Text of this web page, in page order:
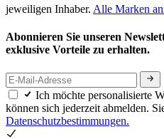
jeweiligen Inhaber. Alle Marken
Abonnieren Sie unseren
exklusive Vorteile zu erhalten.
Ich möchte personalisierte
können sich jederzeit abmelden.
Datenschutzbestimmungen.